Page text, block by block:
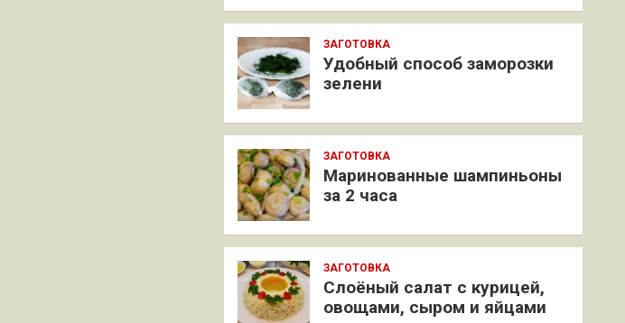
ЗАГОТОВКА
Удобный способ заморозки
зелени
ЗАГОТОВКА
Маринованные шампиньоны
за 2 часа
ЗАГОТОВКА
Слоёный салат с курицей,
овощами, сыром и яйцами